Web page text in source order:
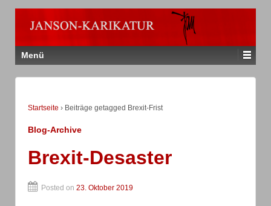
Menü
Startseite › Beiträge getagged Brexit-Frist
Blog-Archive
Brexit-Desaster
Posted on 23. Oktober 2019